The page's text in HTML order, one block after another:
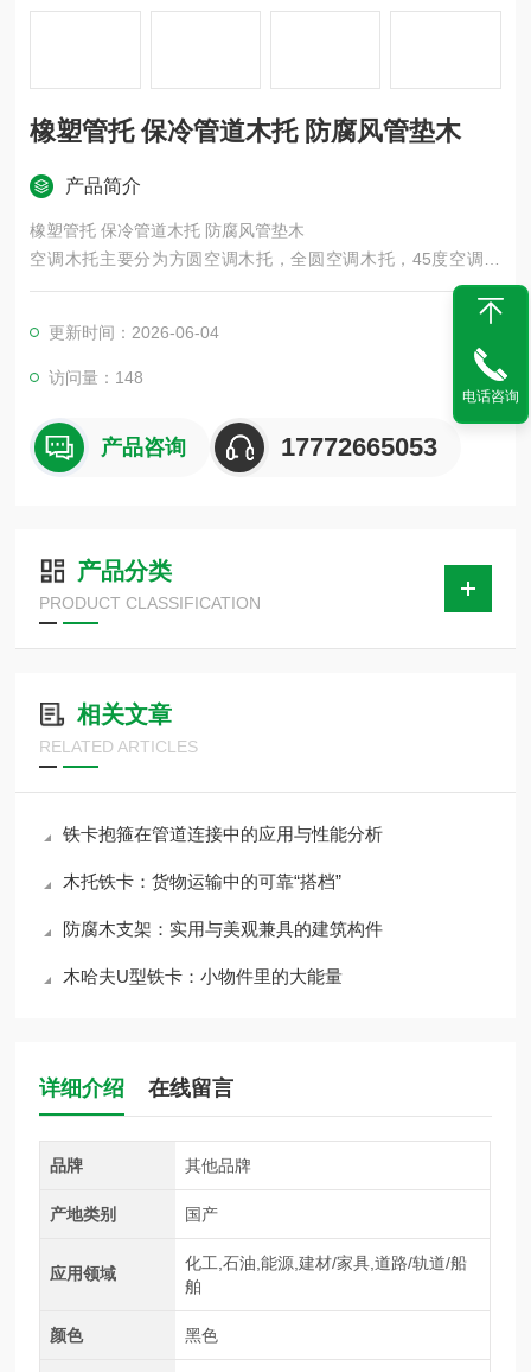
橡塑管托 保冷管道木托 防腐风管垫木
产品简介
橡塑管托 保冷管道木托 防腐风管垫木
空调木托主要分为方圆空调木托，全圆空调木托，45度空调木
托，60度空调木托，120度空调木托，主要以红松木、杨木、柳
木、沥青浸渍硬木、硬杂木块为原料，外表面做了防腐沥青柒侵
泡和防水。空调木托使用于冶金、石油、化工、车辆、船舶、电
力等机械液压系统中的油、水、气为介质的固定管道U型管夹。
更新时间：2026-06-04
访问量：148
产品咨询 17772665053
产品分类
PRODUCT CLASSIFICATION
相关文章
RELATED ARTICLES
铁卡抱箍在管道连接中的应用与性能分析
木托铁卡：货物运输中的可靠“搭档”
防腐木支架：实用与美观兼具的建筑构件
木哈夫U型铁卡：小物件里的大能量
详细介绍 在线留言
品牌 其他品牌
产地类别 国产
应用领域
化工,石油,能源,建材/家具,道路/轨道/船
舶
颜色 黑色
电话咨询